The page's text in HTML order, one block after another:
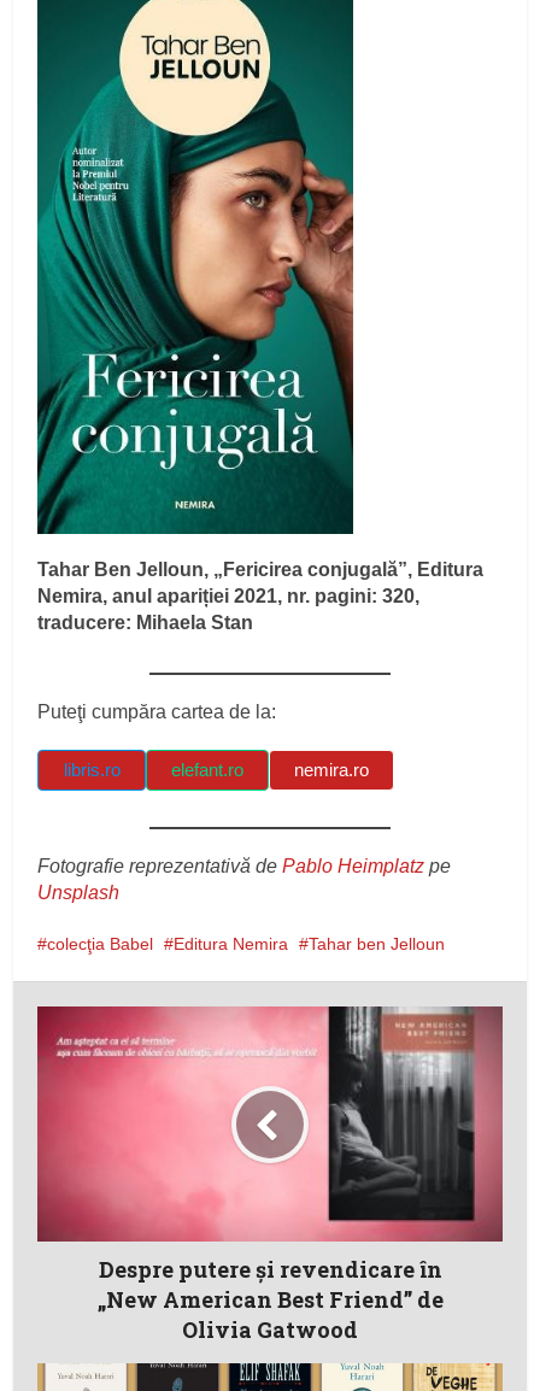
Tahar Ben Jelloun, „Fericirea conjugală”, Editura
Nemira, anul apariției 2021, nr. pagini: 320,
traducere: Mihaela Stan
Puteţi cumpăra cartea de la:
libris.ro elefant.ro nemira.ro
Fotografie reprezentativă dePablo Heimplatz pe
Unsplash
colecţia Babel Editura Nemira Tahar ben Jelloun
Despre putere și revendicare în
„New American Best Friend” de
Olivia Gatwood